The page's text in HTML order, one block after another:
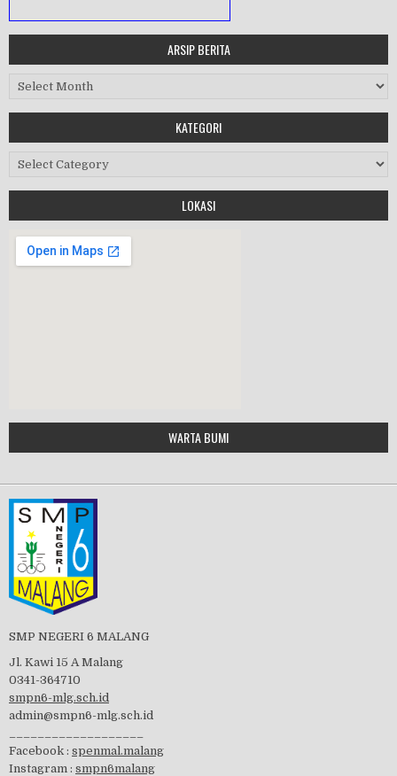
Workshop Perangkat 2019
HALAL BIHALAL
Tes Matrikulasi 2019
visitasi PPK 2019
ARSIP BERITA
Arsip Berita
KATEGORI
Kategori
LOKASI
Google Maps Generator by
embedgooglemap.net
WARTA BUMI
SMP NEGERI 6 MALANG
Jl. Kawi 15 A Malang
0341-364710
smpn6-mlg.sch.id
admin@smpn6-mlg.sch.id
Facebook : spenmal.malang
Instagram : smpn6malang